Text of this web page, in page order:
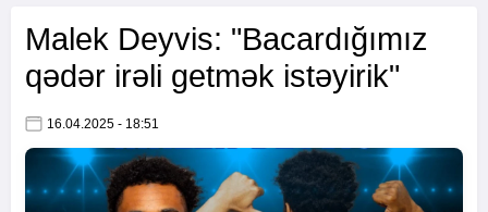
Malek Deyvis: "Bacardığımız
qədər irəli getmək istəyirik"
16.04.2025 - 18:51